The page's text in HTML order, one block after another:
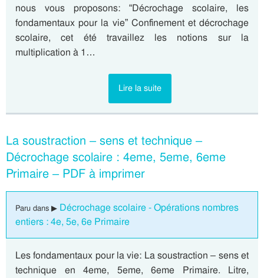
nous vous proposons: “Décrochage scolaire, les
fondamentaux pour la vie” Confinement et décrochage
scolaire, cet été travaillez les notions sur la
multiplication à 1…
Lire la suite
La soustraction – sens et technique –
Décrochage scolaire : 4eme, 5eme, 6eme
Primaire – PDF à imprimer
Paru dans ▶ Décrochage scolaire - Opérations nombres
entiers : 4e, 5e, 6e Primaire
Les fondamentaux pour la vie: La soustraction – sens et
technique en 4eme, 5eme, 6eme Primaire. Litre,